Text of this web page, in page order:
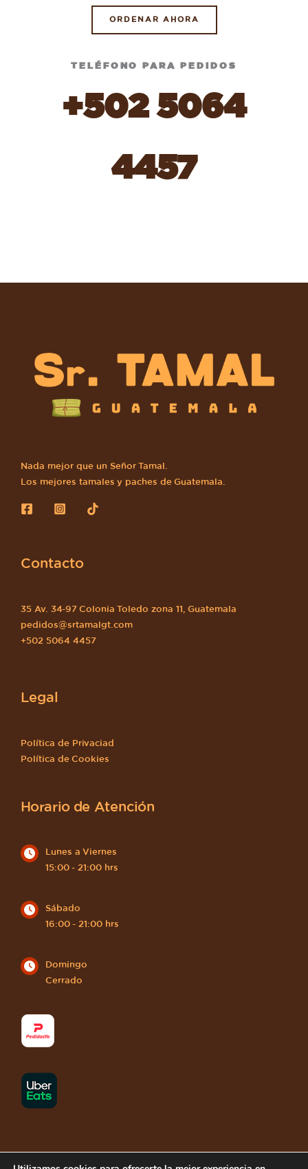
ORDENAR AHORA
TELÉFONO PARA PEDIDOS
+502 5064
4457
Nada mejor que un Señor Tamal.
Los mejores tamales y paches de Guatemala.
Contacto
35 Av. 34-97 Colonia Toledo zona 11, Guatemala
pedidos@srtamalgt.com
+502 5064 4457
Legal
Política de Privaciad
Política de Cookies
Horario de Atención
Lunes a Viernes
15:00 - 21:00 hrs
Sábado
16:00 - 21:00 hrs
Domingo
Cerrado